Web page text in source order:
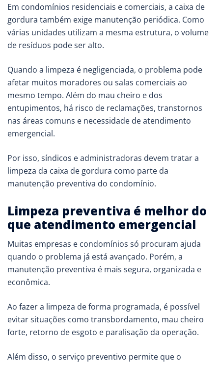
Em condomínios residenciais e comerciais, a caixa de
gordura também exige manutenção periódica. Como
várias unidades utilizam a mesma estrutura, o volume
de resíduos pode ser alto.
Quando a limpeza é negligenciada, o problema pode
afetar muitos moradores ou salas comerciais ao
mesmo tempo. Além do mau cheiro e dos
entupimentos, há risco de reclamações, transtornos
nas áreas comuns e necessidade de atendimento
emergencial.
Por isso, síndicos e administradoras devem tratar a
limpeza da caixa de gordura como parte da
manutenção preventiva do condomínio.
Limpeza preventiva é melhor do
que atendimento emergencial
Muitas empresas e condomínios só procuram ajuda
quando o problema já está avançado. Porém, a
manutenção preventiva é mais segura, organizada e
econômica.
Ao fazer a limpeza de forma programada, é possível
evitar situações como transbordamento, mau cheiro
forte, retorno de esgoto e paralisação da operação.
Além disso, o serviço preventivo permite que o